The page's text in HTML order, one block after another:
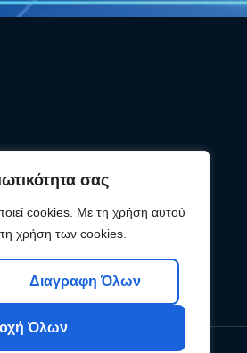
σας
cookies. Με τη χρήση αυτού
χρήση των cookies.
Διαγραφη Όλων
Όλων